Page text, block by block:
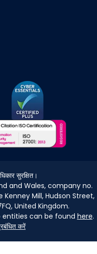
सुरक्षित।
and Wales, company no.
Mill, Hudson Street,
United Kingdom.
can be found here.
करें